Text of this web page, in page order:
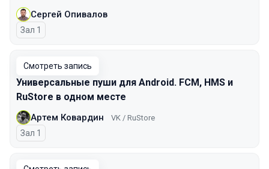
Сергей Опивалов
Зал 1
Смотреть запись
Универсальные пуши для Android. FCM, HMS и
RuStore в одном месте
Артем Ковардин VK / RuStore
Зал 1